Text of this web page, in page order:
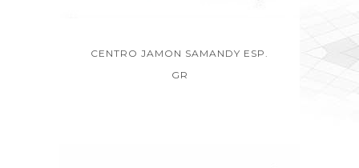
CENTRO JAMON SAMANDY ESP.
GR